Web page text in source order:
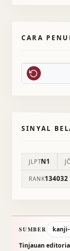
CARA
SINYAL
JLPTN1
RANK134032
SUMBER
Tinjauan